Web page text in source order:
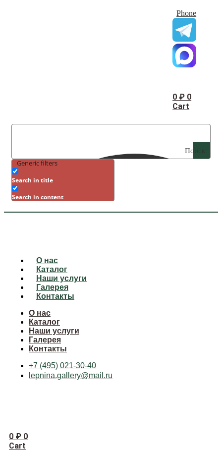
Phone
0 ₽ 0
Cart
Поиск
Generic filters
Search in title
Search in content
О нас
Каталог
Наши услуги
Галерея
Контакты
О нас
Каталог
Наши услуги
Галерея
Контакты
+7 (495) 021-30-40
lepnina.gallery@mail.ru
0 ₽ 0
Cart